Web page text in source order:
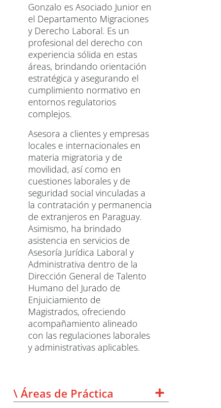
Gonzalo es Asociado Junior en
el Departamento Migraciones
y Derecho Laboral. Es un
profesional del derecho con
experiencia sólida en estas
áreas, brindando orientación
estratégica y asegurando el
cumplimiento normativo en
entornos regulatorios
complejos.
Asesora a clientes y empresas
locales e internacionales en
materia migratoria y de
movilidad, así como en
cuestiones laborales y de
seguridad social vinculadas a
la contratación y permanencia
de extranjeros en Paraguay.
Asimismo, ha brindado
asistencia en servicios de
Asesoría Jurídica Laboral y
Administrativa dentro de la
Dirección General de Talento
Humano del Jurado de
Enjuiciamiento de
Magistrados, ofreciendo
acompañamiento alineado
con las regulaciones laborales
y administrativas aplicables.
\ Áreas de Práctica